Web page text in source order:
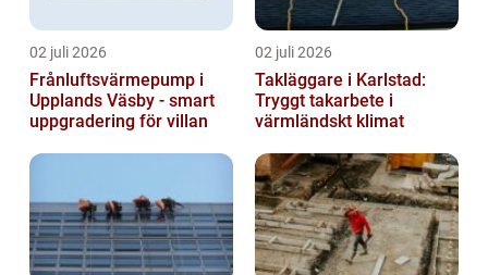
02 juli 2026
Frånluftsvärmepump i
Upplands Väsby - smart
uppgradering för villan
02 juli 2026
Takläggare i Karlstad:
Tryggt takarbete i
värmländskt klimat